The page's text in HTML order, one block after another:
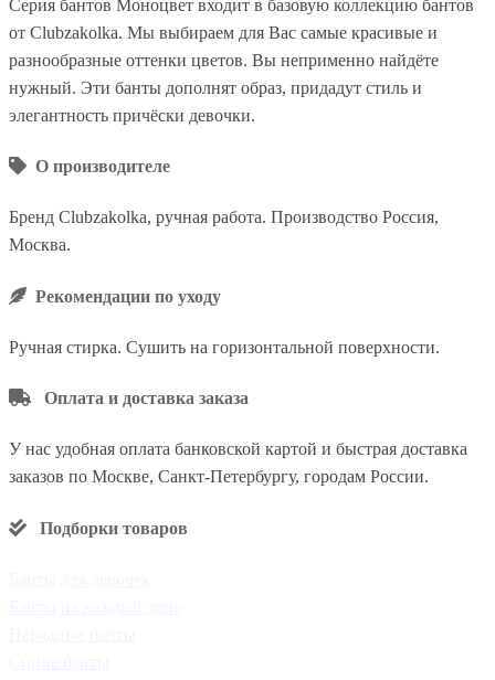
Серия бантов Моноцвет входит в базовую коллекцию бантов
от Clubzakolka. Мы выбираем для Вас самые красивые и
разнообразные оттенки цветов. Вы неприменно найдёте
нужный. Эти банты дополнят образ, придадут стиль и
элегантность причёски девочки.
О производителе
Бренд Clubzakolka, ручная работа. Производство Россия,
Москва.
Рекомендации по уходу
Ручная стирка. Сушить на горизонтальной поверхности.
Оплата и доставка заказа
У нас удобная оплата банковской картой и быстрая доставка
заказов по Москве, Санкт-Петербургу, городам России.
Подборки товаров